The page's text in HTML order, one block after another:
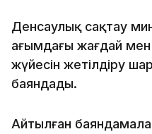
Денсаулық сақтау
ағымдағы жағдай
жүйесін жетілдіру
баяндады.
Айтылған